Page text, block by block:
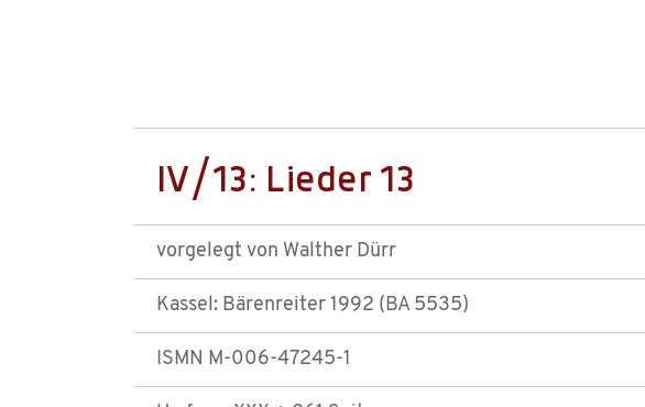
IV/13: Lieder 13
vorgelegt von Walther Dürr
Kassel: Bärenreiter 1992 (BA 5535)
ISMN M-006-47245-1